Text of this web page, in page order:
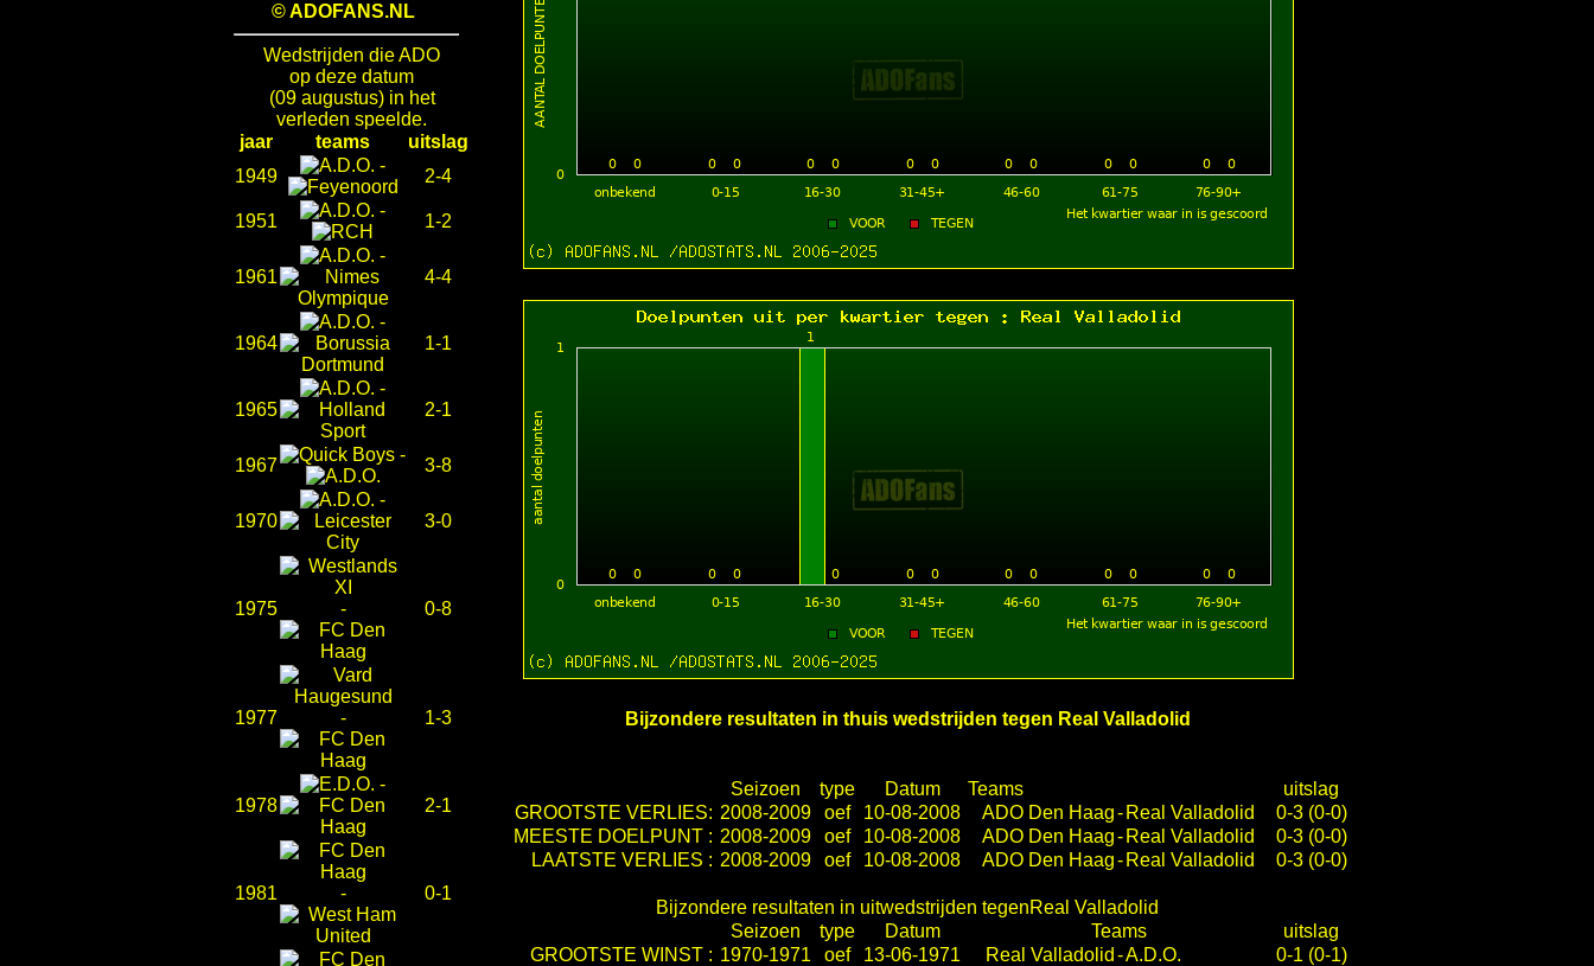
© ADOFANS.NL
Wedstrijden die ADO
op deze datum
(09 augustus) in het
verleden speelde.
jaar
teams
uitslag
1949
-
2-4
1951
-
1-2
1961
-
4-4
1964
-
1-1
1965
-
2-1
1967
-
3-8
1970
-
3-0
1975 - 0-8
1977 - 1-3
1978
-
2-1
1981 - 0-1
Bijzondere resultaten in thuis wedstrijden tegen Real Valladolid
Seizoen type Datum Teams
uitslag
GROOTSTE VERLIES: 2008-2009 oef 10-08-2008 ADO Den Haag- Real Valladolid
0-3 (0-0)
MEESTE DOELPUNT : 2008-2009 oef 10-08-2008 ADO Den Haag- Real Valladolid
0-3 (0-0)
LAATSTE VERLIES : 2008-2009 oef 10-08-2008 ADO Den Haag- Real Valladolid 0-3 (0-0)
Bijzondere resultaten in uitwedstrijden tegenReal Valladolid
Seizoen
type Datum Teams
uitslag
GROOTSTE WINST : 1970-1971 oef 13-06-1971 Real Valladolid -A.D.O.
0-1 (0-1)